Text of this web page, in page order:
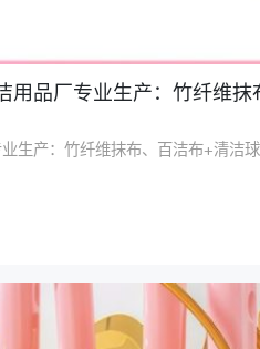
用品厂专业生产：竹纤维
生产：竹纤维抹布、百洁布+清